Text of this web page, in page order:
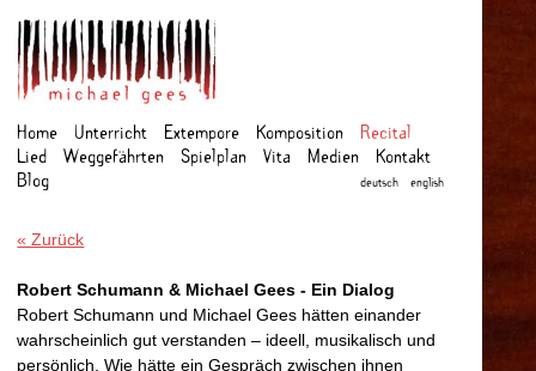
Home Unterricht Extempore Komposition
Recital
Lied
Weggefahrten Spielplan Vita Medien
Kontakt
Blog
deutsch english
« Zurück
Robert Schumann & Michael Gees - Ein Dialog
Robert Schumann und Michael Gees hätten einander
wahrscheinlich gut verstanden – ideell, musikalisch und
persönlich. Wie hätte ein Gespräch zwischen ihnen